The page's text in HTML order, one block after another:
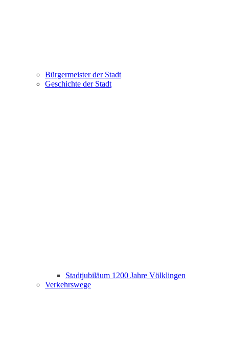
Bürgermeister der Stadt
Geschichte der Stadt
Stadtjubiläum 1200 Jahre Völklingen
Verkehrswege